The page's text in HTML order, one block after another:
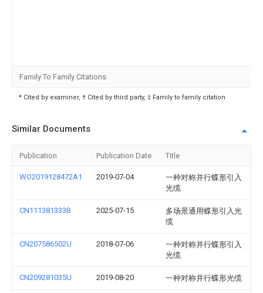
Family To Family Citations
* Cited by examiner, † Cited by third party, ‡ Family to family citation
Similar Documents
Publication Publication Date Title
WO2019128472A1 2019-07-04
一种对称并行蝶形引入
光缆
CN111381333B 2025-07-15
多场景通用蝶形引入光
缆
CN207586502U 2018-07-06
一种对称并行蝶形引入
光缆
CN209281035U 2019-08-20 一种对称并行蝶形光缆